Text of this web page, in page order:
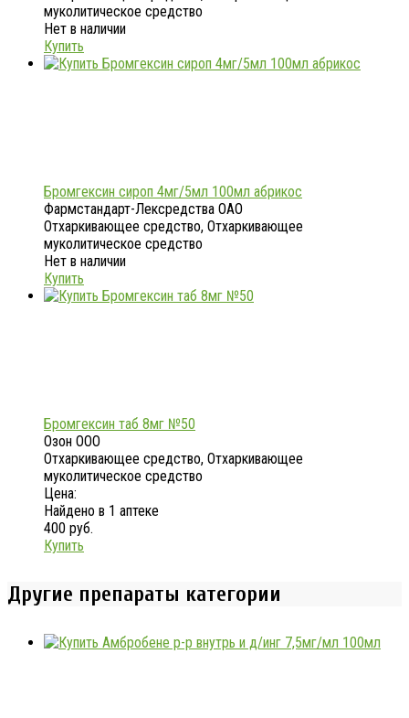
муколитическое средство
Нет в наличии
Купить
Бромгексин сироп 4мг/5мл 100мл абрикос
Фармстандарт-Лексредства ОАО
Отхаркивающее средство, Отхаркивающее
муколитическое средство
Нет в наличии
Купить
Бромгексин таб 8мг №50
Озон ООО
Отхаркивающее средство, Отхаркивающее
муколитическое средство
Цена:
Найдено в 1 аптеке
400 руб.
Купить
Другие препараты категории